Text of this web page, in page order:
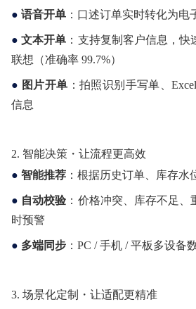
● 语音开单 ：口述订单实时转化为电
● 文本开单 ：支持复制客户信息，
联想（准确率 99.7%）
● 图片开单 ：拍照识别手写单、
信息
2. 智能决策・让流程更高效
● 智能推荐 ：根据历史订单、库存水
● 自动校验 ：价格冲突、库存不足
时预警
● 多端同步 ：PC / 手机 / 平板多设备
3. 场景化定制・让适配更精准